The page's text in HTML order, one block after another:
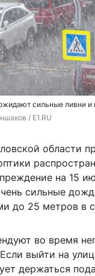
сильные ливни и
/ E1.RU
области
на 15
сильные
до 25 метров в
во время
выйти на
держаться